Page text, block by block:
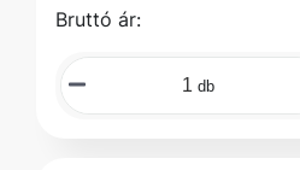
Bruttó ár:
db